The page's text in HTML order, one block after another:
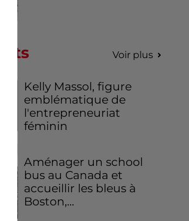
Voir plus
Kelly Massol, figure
emblématique de
l'entrepreneuriat
féminin
Aménager un school
bus au Canada et
accueillir les bleus à
Boston,...